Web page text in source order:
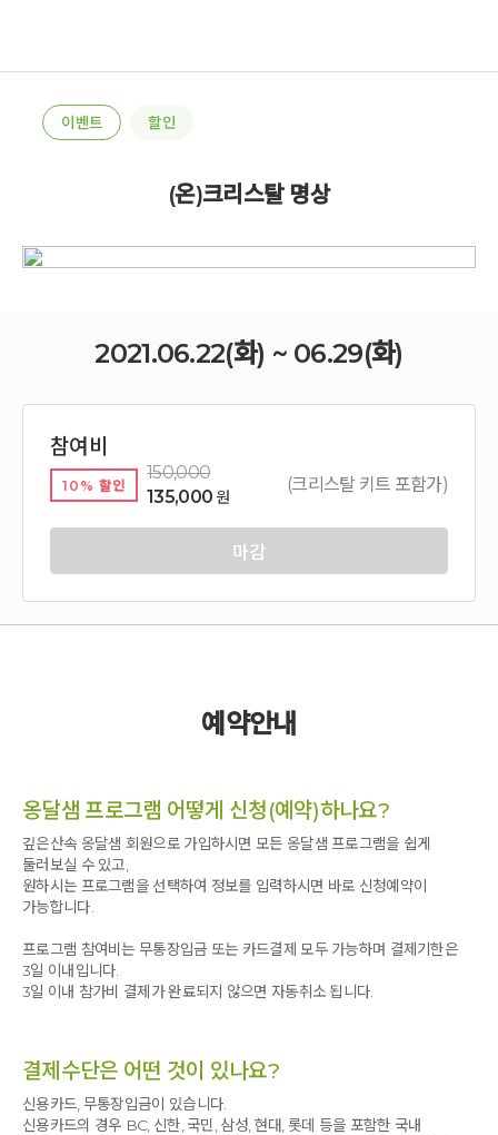
이벤트 할인
(온)크리스탈 명상
2021.06.22(화) ~ 06.29(화)
참여비
10% 할인
150,000
135,000 원
(크리스탈 키트 포함가)
마감
예약안내
옹달샘 프로그램 어떻게 신청(예약)하나요?
깊은산속 옹달샘 회원으로 가입하시면 모든 옹달샘 프로그램을 쉽게
둘러보실 수 있고,
원하시는 프로그램을 선택하여 정보를 입력하시면 바로 신청예약이
가능합니다.
프로그램 참여비는 무통장입금 또는 카드결제 모두 가능하며 결제기한은
3일 이내입니다.
3일 이내 참가비 결제가 완료되지 않으면 자동취소 됩니다.
결제수단은 어떤 것이 있나요?
신용카드, 무통장입금이 있습니다.
신용카드의 경우 BC, 신한, 국민, 삼성, 현대, 롯데 등을 포함한 국내